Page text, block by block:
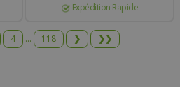
Expédition Rapide
4 ... 118 ❯ ❯❯